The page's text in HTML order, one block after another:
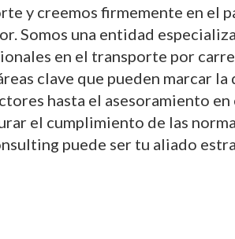
y creemos firmemente en el
Somos una entidad
en el transporte por
clave que pueden marcar
hasta el asesoramiento
el cumplimiento de las
puede ser tu aliado